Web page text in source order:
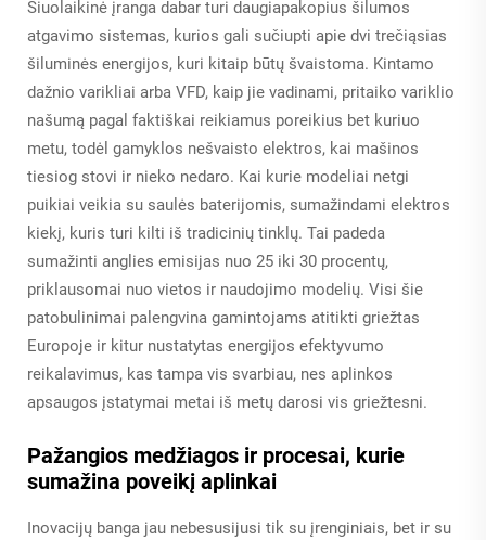
Šiuolaikinė įranga dabar turi daugiapakopius šilumos
atgavimo sistemas, kurios gali sučiupti apie dvi trečiąsias
šiluminės energijos, kuri kitaip būtų švaistoma. Kintamo
dažnio varikliai arba VFD, kaip jie vadinami, pritaiko variklio
našumą pagal faktiškai reikiamus poreikius bet kuriuo
metu, todėl gamyklos nešvaisto elektros, kai mašinos
tiesiog stovi ir nieko nedaro. Kai kurie modeliai netgi
puikiai veikia su saulės baterijomis, sumažindami elektros
kiekį, kuris turi kilti iš tradicinių tinklų. Tai padeda
sumažinti anglies emisijas nuo 25 iki 30 procentų,
priklausomai nuo vietos ir naudojimo modelių. Visi šie
patobulinimai palengvina gamintojams atitikti griežtas
Europoje ir kitur nustatytas energijos efektyvumo
reikalavimus, kas tampa vis svarbiau, nes aplinkos
apsaugos įstatymai metai iš metų darosi vis griežtesni.
Pažangios medžiagos ir procesai, kurie
sumažina poveikį aplinkai
Inovacijų banga jau nebesusijusi tik su įrenginiais, bet ir su